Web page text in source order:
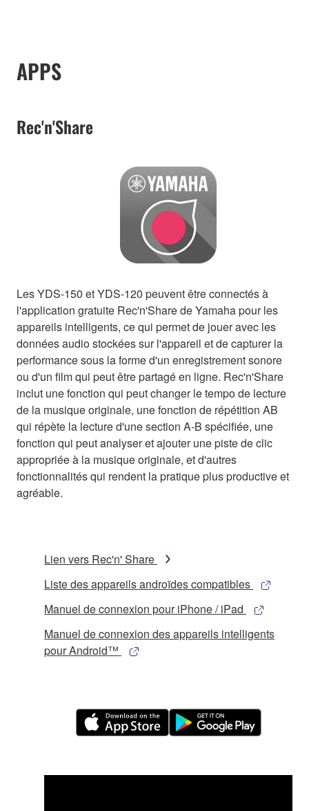
APPS
Rec'n'Share
Les YDS-150 et YDS-120 peuvent être connectés à
l'application gratuite Rec'n'Share de Yamaha pour les
appareils intelligents, ce qui permet de jouer avec les
données audio stockées sur l'appareil et de capturer la
performance sous la forme d'un enregistrement sonore
ou d'un film qui peut être partagé en ligne. Rec'n'Share
inclut une fonction qui peut changer le tempo de lecture
de la musique originale, une fonction de répétition AB
qui répète la lecture d'une section A-B spécifiée, une
fonction qui peut analyser et ajouter une piste de clic
appropriée à la musique originale, et d'autres
fonctionnalités qui rendent la pratique plus productive et
agréable.
Lien vers Rec'n' Share
Liste des appareils androïdes compatibles
Manuel de connexion pour iPhone / iPad
Manuel de connexion des appareils intelligents
pour Android™